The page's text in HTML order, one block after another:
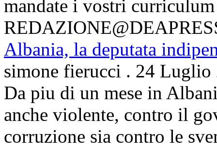
mandate i vostri
Albania, la deputata
simone fierucci . 24 Luglio
Da piu di un mese in
anche violente, contro il
corruzione sia contro le